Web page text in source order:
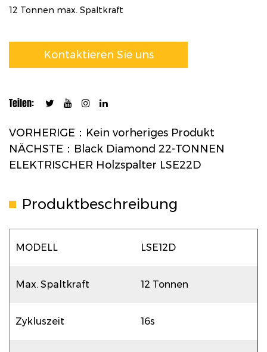
12 Tonnen max. Spaltkraft
Kontaktieren Sie uns
Teilen:
VORHERIGE：Kein vorheriges Produkt
NÄCHSTE：Black Diamond 22-TONNEN
ELEKTRISCHER Holzspalter LSE22D
Produktbeschreibung
MODELL LSE12D
Max. Spaltkraft 12 Tonnen
Zykluszeit 16s